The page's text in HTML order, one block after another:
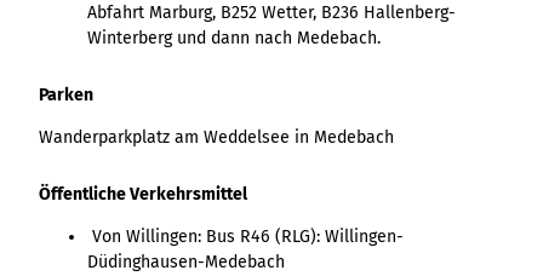
Abfahrt Marburg, B252 Wetter, B236 Hallenberg-
Winterberg und dann nach Medebach.
Parken
Wanderparkplatz am Weddelsee in Medebach
Öffentliche Verkehrsmittel
Von Willingen: Bus R46 (RLG): Willingen-
Düdinghausen-Medebach